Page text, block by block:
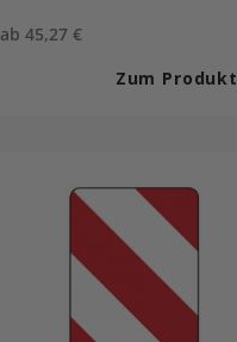
Sonderpreis
ab 45,27 €
Zum Produkt